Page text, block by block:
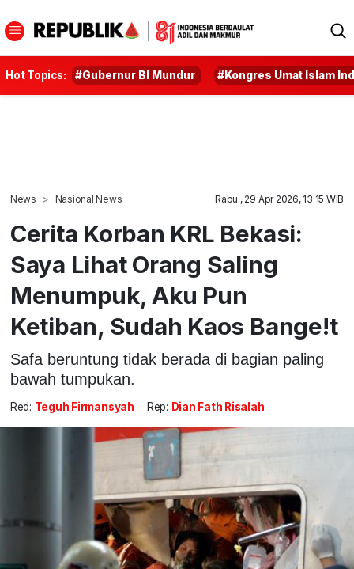
Hot Topics: #Gubernur BI Mundur #Kongres Umat Islam
News Nasional News Rabu , 29 Apr 2026, 13:15 WIB
Cerita Korban KRL Bekasi:
Saya Lihat Orang Saling
Menumpuk, Aku Pun
Ketiban, Sudah Kaos Bange!t
Safa beruntung tidak berada di bagian paling
bawah tumpukan.
Red: Teguh Firmansyah Rep: Dian Fath Risalah